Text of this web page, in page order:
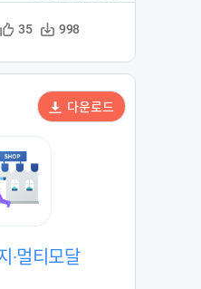
관
록
35
다 998
·멀티모달
다운로드